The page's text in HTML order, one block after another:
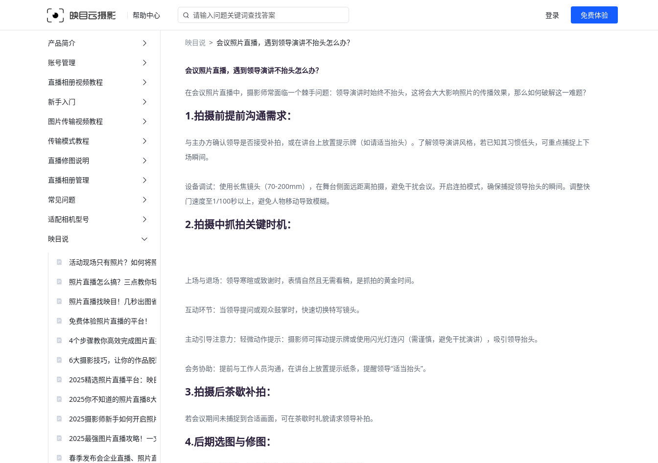
帮助中心 登录 免费体验
产品简介
账号管理
直播相册视频教程
新手入门
图片传输视频教程
传输模式教程
直播修图说明
直播相册管理
常见问题
适配相机型号
映目说
活动现场只有照片？如何将照片直播玩出花？
照片直播怎么搞？三点教你轻松搞定！
照片直播找映目！几秒出图省心又省力
免费体验照片直播的平台！
4个步骤教你高效完成图片直播！
6大摄影技巧，让你的作品脱颖而出
2025精选照片直播平台：映目云摄影引领新风尚
2025你不知道的照片直播8大优势盘点！
2025摄影师新手如何开启照片直播？
2025最强图片直播攻略！一文教你轻松实现照片直播
春季发布会企业直播、照片直播全攻略！
映目说 会议照片直播，遇到领导演讲不抬头怎么办？
会议照片直播，遇到领导演讲不抬头怎么办？
在会议照片直播中，摄影师常面临一个棘手问题：领导演讲时始终不抬头，这将会大大影响照片的传播效果，那么如何破解这一难题？
1.拍摄前提前沟通需求：
与主办方确认领导是否接受补拍，或在讲台上放置提示牌（如请适当抬头）。了解领导演讲风格，若已知其习惯低头，可重点捕捉上下
场瞬间。
设备调试：使用长焦镜头（70-200mm），在舞台侧面远距离拍摄，避免干扰会议。开启连拍模式，确保捕捉领导抬头的瞬间。调整快
门速度至1/100秒以上，避免人物移动导致模糊。
2.拍摄中抓拍关键时机：
上场与退场：领导寒暄或致谢时，表情自然且无需看稿，是抓拍的黄金时间。
互动环节：当领导提问或观众鼓掌时，快速切换特写镜头。
主动引导注意力：轻微动作提示：摄影师可挥动提示牌或使用闪光灯连闪（需谨慎，避免干扰演讲），吸引领导抬头。
会务协助：提前与工作人员沟通，在讲台上放置提示纸条，提醒领导“适当抬头”。
3.拍摄后茶歇补拍：
若会议期间未捕捉到合适画面，可在茶歇时礼貌请求领导补拍。
4.后期选图与修图：